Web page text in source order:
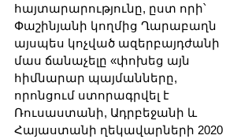
հայտարարությունը, ըստ որի՝
Փաշինյանի կողմից Ղարաբաղն
այսպես կոչված ազերբայդժանի
մաս ճանաչելը «փոխեց այն
հիմնարար պայմանները,
որոնցում ստորագրվել է
Ռուսաստանի, Ադրբեջանի և
Հայաստանի ղեկավարների 2020